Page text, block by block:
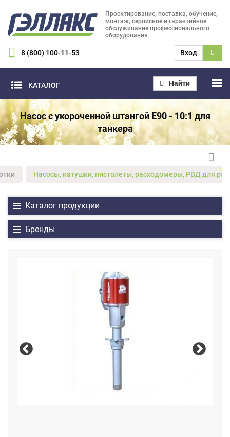
Проектирование, поставка, обучение,
монтаж, сервисное и гарантийное
обслуживание профессионального
оборудования
8 (800) 100-11-53 Вход
КАТАЛОГ Найти
Насос с укороченной штангой E90 - 10:1 для
танкера
Насосы, катушки, пистолеты, расходомеры, РВД для
Каталог продукции
Бренды